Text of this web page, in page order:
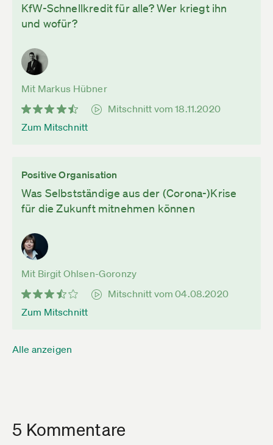
KfW-Schnellkredit für alle? Wer kriegt ihn
und wofür?
Mit Markus Hübner
Mitschnitt vom 18.11.2020
Zum Mitschnitt
Positive Organisation
Was Selbstständige aus der (Corona-)Krise
für die Zukunft mitnehmen können
Mit Birgit Ohlsen-Goronzy
Mitschnitt vom 04.08.2020
Zum Mitschnitt
Alle anzeigen
5 Kommentare